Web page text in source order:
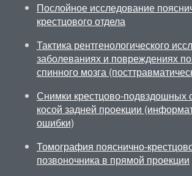
Послойное исследование
крестцового отдела
Тактика рентгенологического
заболеваниях и повреждениях
спинного мозга
Снимки крестцово-подвздошных
косой задней проекции
ошибки)
Томография пояснично-
позвоночника в прямой проекции